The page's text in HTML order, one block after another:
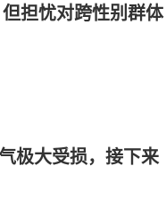
担忧对跨性别群体
极大受损，接下来